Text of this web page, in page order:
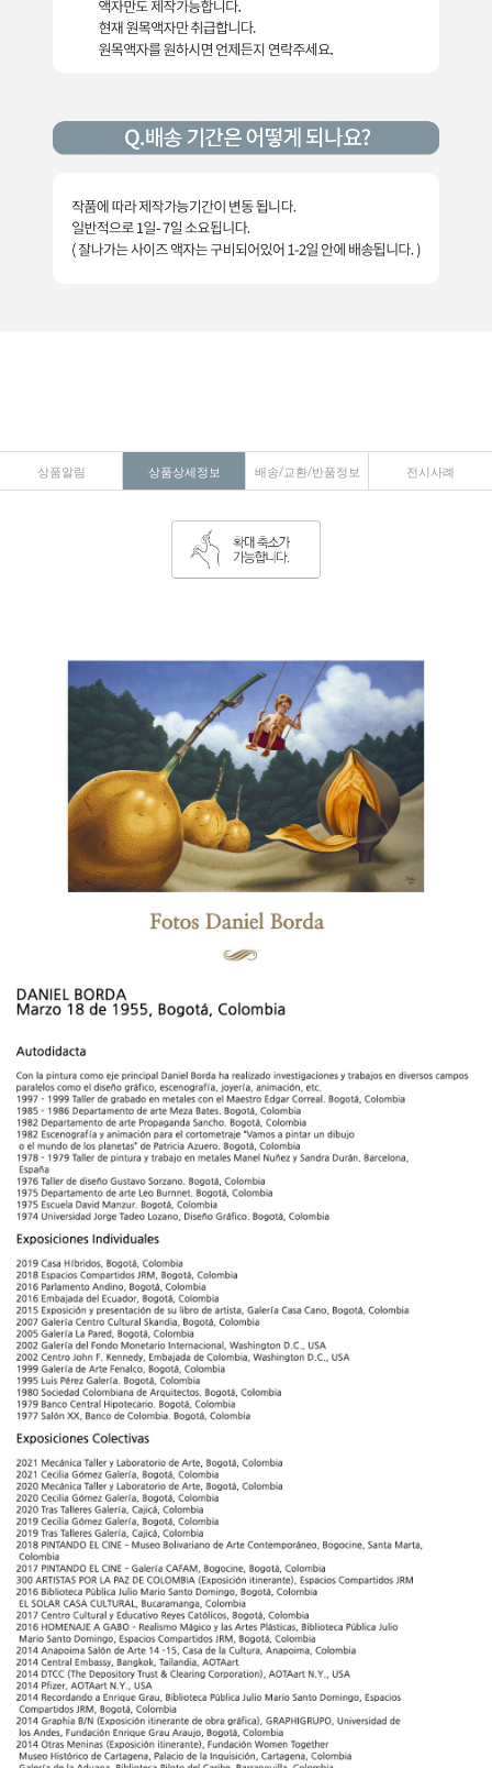
상품알림 상품상세정보 배송/교환/반품정보 전시사례